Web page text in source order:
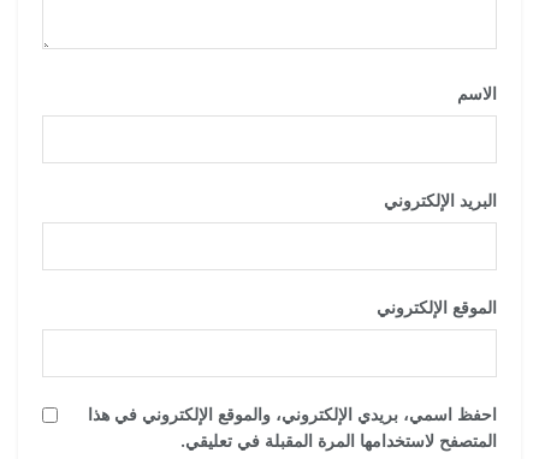
الاسم
البريد الإلكتروني
الموقع الإلكتروني
احفظ اسمي، بريدي الإلكتروني، والموقع الإلكتروني في هذا
المتصفح لاستخدامها المرة المقبلة في تعليقي.